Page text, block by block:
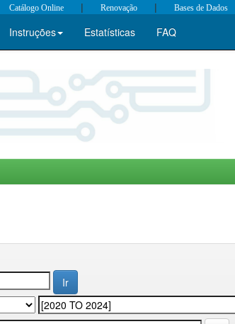
Catálogo Online | Renovação | Bases de Dados
Instruções Estatísticas FAQ